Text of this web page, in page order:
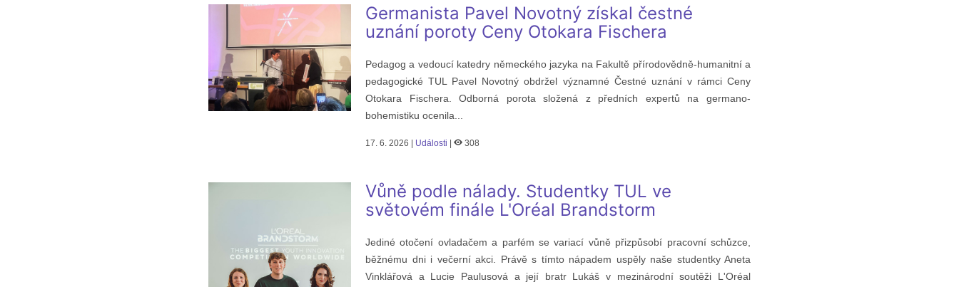
Germanista Pavel Novotný získal čestné
uznání poroty Ceny Otokara Fischera
Pedagog a vedoucí katedry německého jazyka na Fakultě přírodovědně-humanitní a
pedagogické TUL Pavel Novotný obdržel významné Čestné uznání v rámci Ceny
Otokara Fischera. Odborná porota složená z předních expertů na germano-
bohemistiku ocenila...
17. 6. 2026 | Události | 308
Vůně podle nálady. Studentky TUL ve
světovém finále L'Oréal Brandstorm
Jediné otočení ovladačem a parfém se variací vůně přizpůsobí pracovní schůzce,
běžnému dni i večerní akci. Právě s tímto nápadem uspěly naše studentky Aneta
Vinklářová a Lucie Paulusová a její bratr Lukáš v mezinárodní soutěži L'Oréal